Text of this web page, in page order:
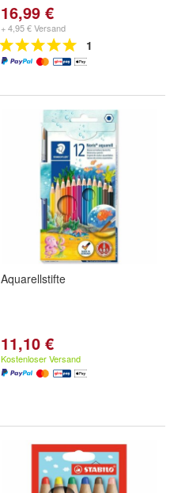
16,99 €
+ 4,95 € Versand
1
Aquarellstifte
11,10 €
Kostenloser Versand